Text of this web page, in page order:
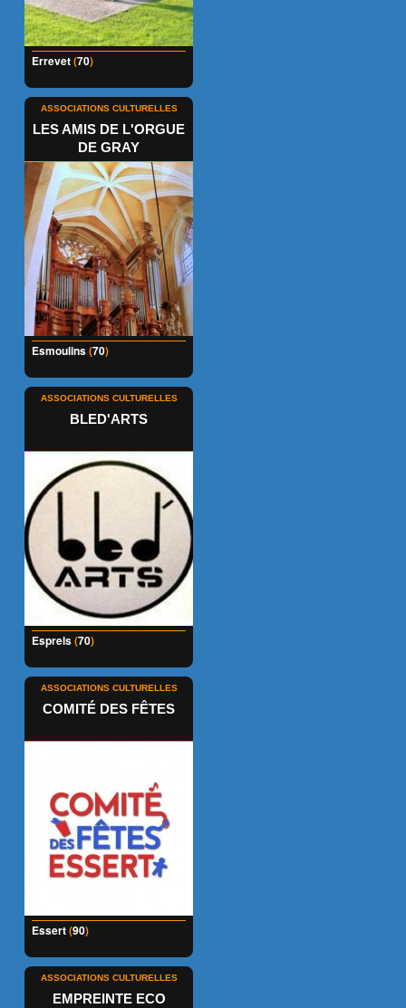
Errevet(70)
ASSOCIATIONS CULTURELLES
LES AMIS DE L'ORGUE
DE GRAY
Esmoulins(70)
ASSOCIATIONS CULTURELLES
BLED'ARTS
Esprels(70)
ASSOCIATIONS CULTURELLES
COMITÉ DES FÊTES
Essert(90)
ASSOCIATIONS CULTURELLES
EMPREINTE ECO